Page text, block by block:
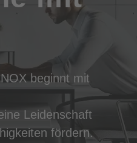
beginnt mit
Leidenschaft
fördern.